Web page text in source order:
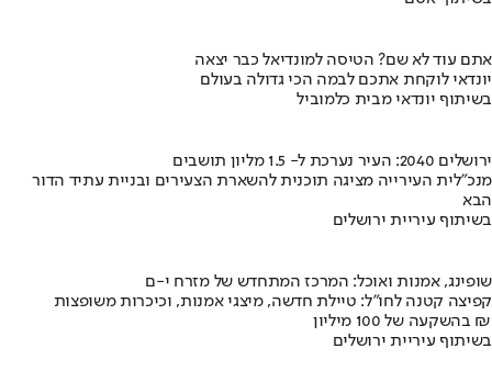
אתם עוד לא שם? הטיסה למונדיאל כבר יצאה
יונדאי לוקחת אתכם לבמה הכי גדולה בעולם
בשיתוף יונדאי מבית כלמוביל
ירושלים 2040: העיר נערכת ל- 1.5 מליון תושבים
מנכ"לית העירייה מציגה תוכנית להשארת הצעירים ובניית עתיד הדור
הבא
בשיתוף עיריית ירושלים
שופינג, אמנות ואוכל: המרכז המתחדש של מזרח י-ם
קפיצה קטנה לחו"ל: טיילת חדשה, מיצגי אמנות, וכיכרות משופצות
בהשקעה של 100 מיליון ₪
בשיתוף עיריית ירושלים